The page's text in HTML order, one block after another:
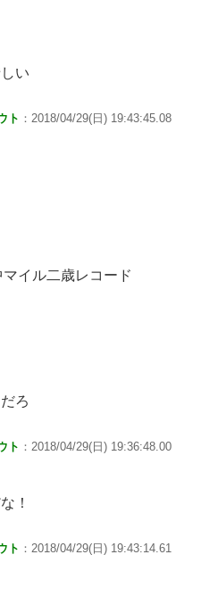
い
ト ：2018/04/29(日) 19:43:45.08
イル二歳レコード
ろ
ト ：2018/04/29(日) 19:36:48.00
！
ト ：2018/04/29(日) 19:43:14.61